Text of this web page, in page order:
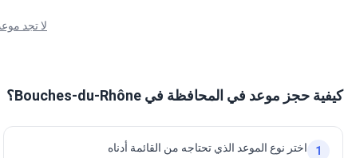
لا تجد
كيفية حجز موعد في المحافظة في Bouches-du-Rhône؟
1 اختر نوع الموعد الذي تحتاجه من القائمة أدناه